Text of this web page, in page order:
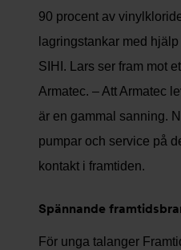
90 procent av
lagringstankar med
SIHI. Lars ser fram mot
Armatec. – Att Armatec
är en gammal sanning.
pumpar och service på
kontakt i framtiden.
Spännande
För unga talanger